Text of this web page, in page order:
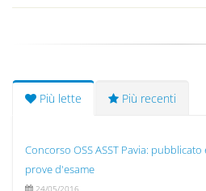
Più lette Più recenti
Concorso OSS ASST Pavia:
prove d'esame
24/05/2016